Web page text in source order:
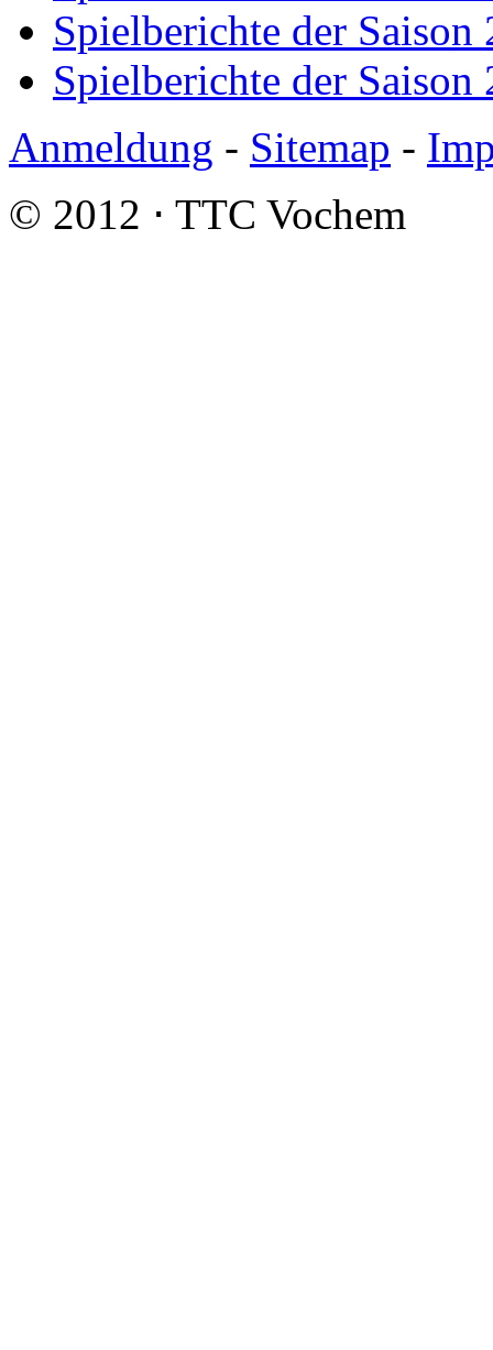
Spielberichte der Saison
Spielberichte der Saison
Anmeldung - Sitemap -
© 2012 ⋅ TTC Vochem